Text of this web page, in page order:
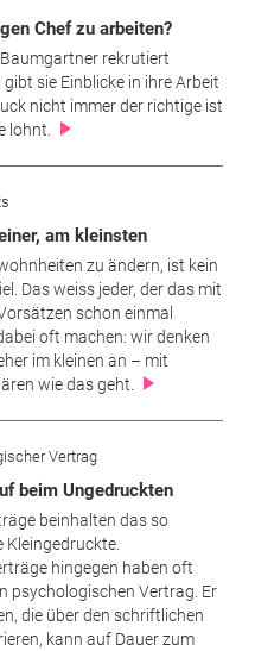
Chef zu arbeiten?
rekrutiert
sie Einblicke in ihre Arbeit
nicht immer der richtige ist
lohnt.
am kleinsten
zu ändern, ist kein
Das weiss jeder, der das mit
schon einmal
oft machen: wir denken
im kleinen an – mit
wie das geht.
Vertrag
beim Ungedruckten
beinhalten das so
Kleingedruckte.
hingegen haben oft
psychologischen Vertrag. Er
die über den schriftlichen
kann auf Dauer zum